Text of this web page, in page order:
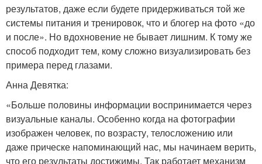
результатов, даже если будете придерживаться той же
системы питания и тренировок, что и блогер на фото «до
и после». Но вдохновение не бывает лишним. К тому же
способ подходит тем, кому сложно визуализировать без
примера перед глазами.
Анна Девятка:
«Больше половины информации воспринимается через
визуальные каналы. Особенно когда на фотографии
изображен человек, по возрасту, телосложению или
даже прическе напоминающий нас, мы начинаем верить,
что его результаты достижимы. Так работает механизм